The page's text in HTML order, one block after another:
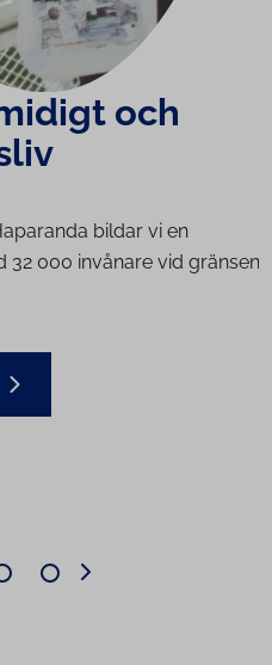
och
bildar vi en
32 000 invånare vid gränsen